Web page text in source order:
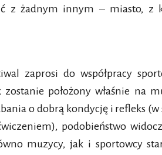
z żadnym innym – miasto, z
zaprosi do współpracy
położony właśnie na
o dobrą kondycję i refleks (w
podobieństwo
muzycy, jak i sportowcy